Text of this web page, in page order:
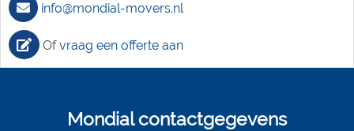
info@mondial-movers.nl
Ofvraag een offerte aan
Mondial contactgegevens